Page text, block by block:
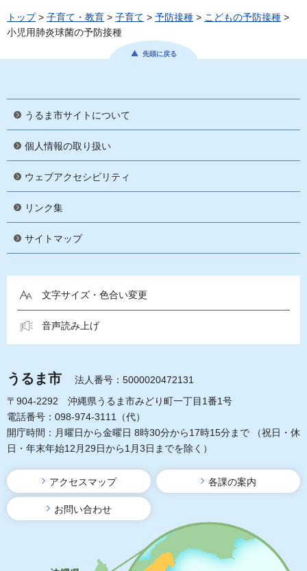
トップ> 子育て・教育 > 子育て > 予防接種 > こどもの予防接種 >
小児用肺炎球菌の予防接種
先頭に戻る
うるま市サイトについて
個人情報の取り扱い
ウェブアクセシビリティ
リンク集
サイトマップ
文字サイズ・色合い変更
音声読み上げ
うるま市
法人番号：5000020472131
〒904-2292 沖縄県うるま市みどり町一丁目1番1号
電話番号：098-974-3111（代）
開庁時間：月曜日から金曜日 8時30分から17時15分まで
（祝日・休
日・年末年始12月29日から1月3日までを除く）
アクセスマップ 各課の案内
お問い合わせ